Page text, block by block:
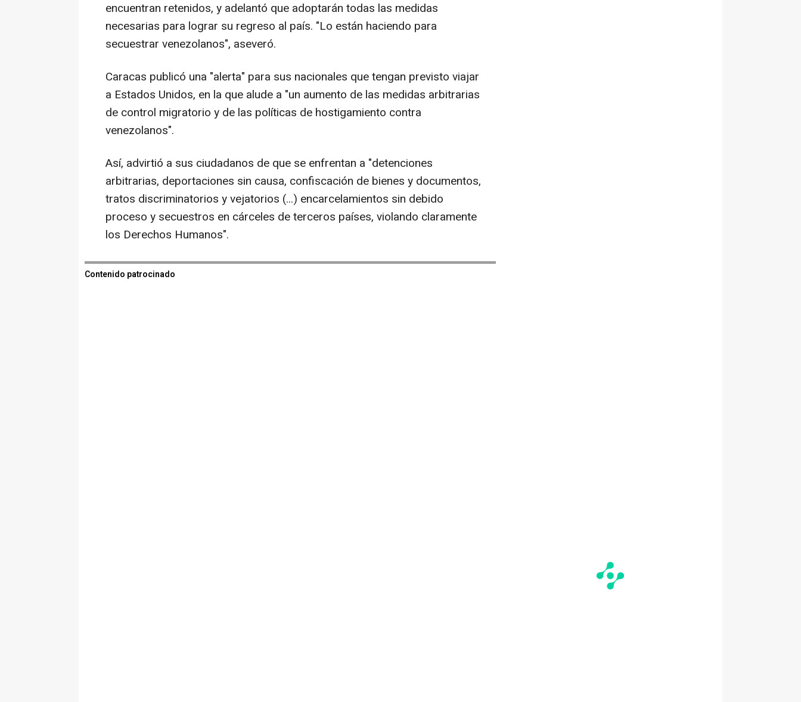
encuentran retenidos, y adelantó que adoptarán todas las medidas
necesarias para lograr su regreso al país. "Lo están haciendo para
secuestrar venezolanos", aseveró.
Caracas publicó una "alerta" para sus nacionales que tengan previsto viajar
a Estados Unidos, en la que alude a "un aumento de las medidas arbitrarias
de control migratorio y de las políticas de hostigamiento contra
venezolanos".
Así, advirtió a sus ciudadanos de que se enfrentan a "detenciones
arbitrarias, deportaciones sin causa, confiscación de bienes y documentos,
tratos discriminatorios y vejatorios (...) encarcelamientos sin debido
proceso y secuestros en cárceles de terceros países, violando claramente
los Derechos Humanos".
Contenido patrocinado